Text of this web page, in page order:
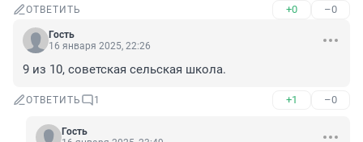
ОТВЕТИТЬ +0 –0
Гость
16 января 2025, 22:26
9 из 10, советская сельская школа.
ОТВЕТИТЬ 1 +1 –0
Гость